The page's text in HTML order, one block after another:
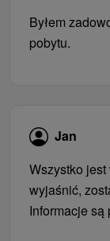
Byłem
pobytu.
Jan
Wszystko jest
wyjaśnić,
Informacje są